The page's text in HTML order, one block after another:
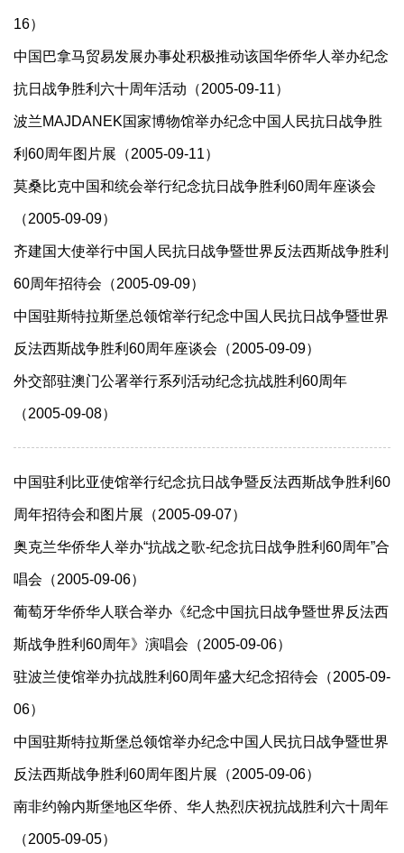
16）
中国巴拿马贸易发展办事处积极推动该国华侨华人举办纪念
抗日战争胜利六十周年活动（2005-09-11）
波兰MAJDANEK国家博物馆举办纪念中国人民抗日战争胜
利60周年图片展（2005-09-11）
莫桑比克中国和统会举行纪念抗日战争胜利60周年座谈会
（2005-09-09）
齐建国大使举行中国人民抗日战争暨世界反法西斯战争胜利
60周年招待会（2005-09-09）
中国驻斯特拉斯堡总领馆举行纪念中国人民抗日战争暨世界
反法西斯战争胜利60周年座谈会（2005-09-09）
外交部驻澳门公署举行系列活动纪念抗战胜利60周年
（2005-09-08）
中国驻利比亚使馆举行纪念抗日战争暨反法西斯战争胜利60
周年招待会和图片展（2005-09-07）
奥克兰华侨华人举办“抗战之歌-纪念抗日战争胜利60周年”合
唱会（2005-09-06）
葡萄牙华侨华人联合举办《纪念中国抗日战争暨世界反法西
斯战争胜利60周年》演唱会（2005-09-06）
驻波兰使馆举办抗战胜利60周年盛大纪念招待会（2005-09-
06）
中国驻斯特拉斯堡总领馆举办纪念中国人民抗日战争暨世界
反法西斯战争胜利60周年图片展（2005-09-06）
南非约翰内斯堡地区华侨、华人热烈庆祝抗战胜利六十周年
（2005-09-05）